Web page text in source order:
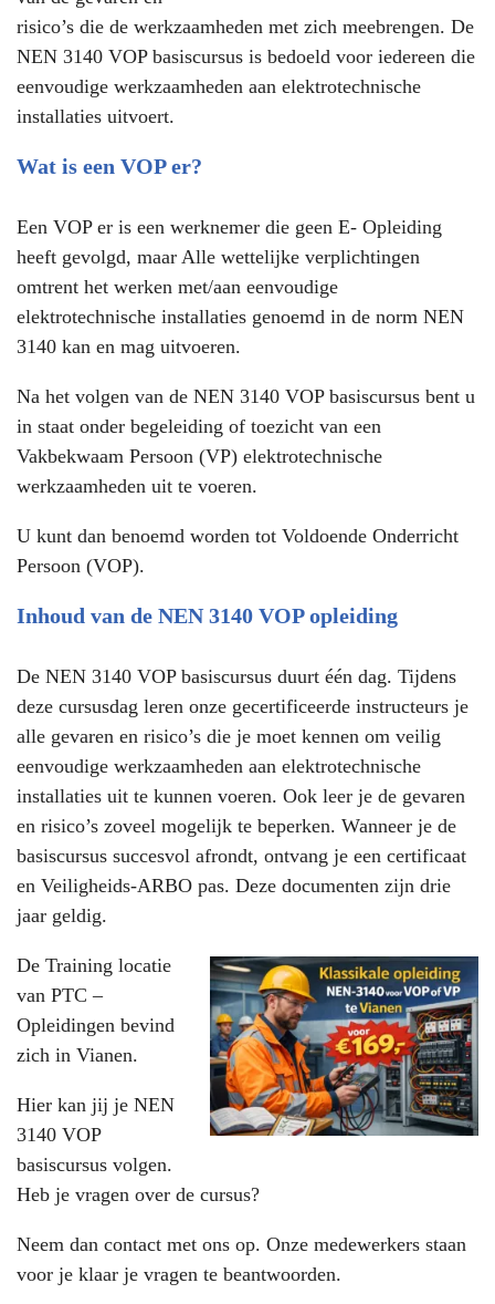
risico’s die de werkzaamheden met zich meebrengen. De
NEN 3140 VOP basiscursus is bedoeld voor iedereen die
eenvoudige werkzaamheden aan elektrotechnische
installaties uitvoert.
Wat is een VOP er?
Een VOP er is een werknemer die geen E- Opleiding
heeft gevolgd, maar Alle wettelijke verplichtingen
omtrent het werken met/aan eenvoudige
elektrotechnische installaties genoemd in de norm NEN
3140 kan en mag uitvoeren.
Na het volgen van de NEN 3140 VOP basiscursus bent u
in staat onder begeleiding of toezicht van een
Vakbekwaam Persoon (VP) elektrotechnische
werkzaamheden uit te voeren.
U kunt dan benoemd worden tot Voldoende Onderricht
Persoon (VOP).
Inhoud van de NEN 3140 VOP opleiding
De NEN 3140 VOP basiscursus duurt één dag. Tijdens
deze cursusdag leren onze gecertificeerde instructeurs je
alle gevaren en risico’s die je moet kennen om veilig
eenvoudige werkzaamheden aan elektrotechnische
installaties uit te kunnen voeren. Ook leer je de gevaren
en risico’s zoveel mogelijk te beperken. Wanneer je de
basiscursus succesvol afrondt, ontvang je een certificaat
en Veiligheids-ARBO pas. Deze documenten zijn drie
jaar geldig.
De Training locatie
van PTC –
Opleidingen bevind
zich in Vianen.
Hier kan jij je NEN
3140 VOP
basiscursus volgen.
Heb je vragen over de cursus?
Neem dan contact met ons op. Onze medewerkers staan
voor je klaar je vragen te beantwoorden.